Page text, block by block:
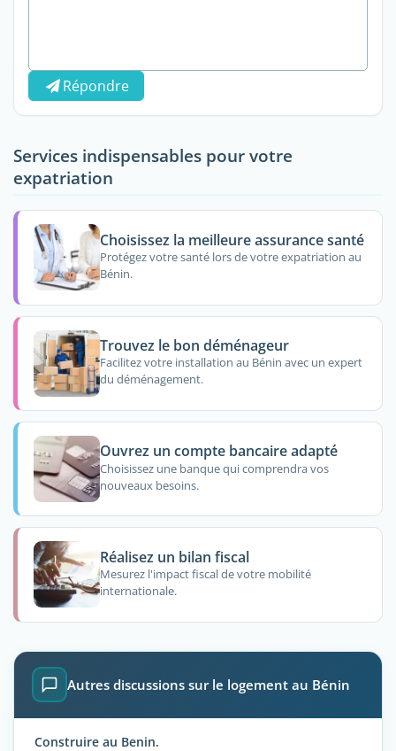
Répondre
Services indispensables pour votre
expatriation
Choisissez la meilleure assurance santé
Protégez votre santé lors de votre expatriation au
Bénin.
Trouvez le bon déménageur
Facilitez votre installation au Bénin avec un expert
du déménagement.
Ouvrez un compte bancaire adapté
Choisissez une banque qui comprendra vos
nouveaux besoins.
Réalisez un bilan fiscal
Mesurez l'impact fiscal de votre mobilité
internationale.
Autres discussions sur le logement au Bénin
Construire au Benin.